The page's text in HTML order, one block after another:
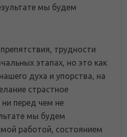
мы будем
трудности
этапах, но это как
духа и упорства, на
страстное
перед чем не
мы будем
работой, состоянием